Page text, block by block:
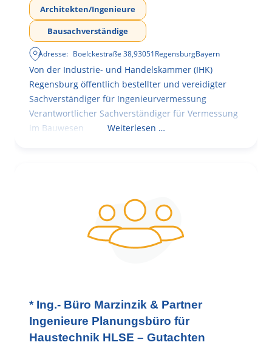
Architekten/Ingenieure
Bausachverständige
Adresse: Boelckestraße 38,93051RegensburgBayern
Von der Industrie- und Handelskammer (IHK)
Regensburg öffentlich bestellter und vereidigter
Sachverständiger für Ingenieurvermessung
Verantwortlicher Sachverständiger für Vermessung
im Bauwesen
Weiterlesen …
* Ing.- Büro Marzinzik & Partner
Ingenieure Planungsbüro für
Haustechnik HLSE – Gutachten